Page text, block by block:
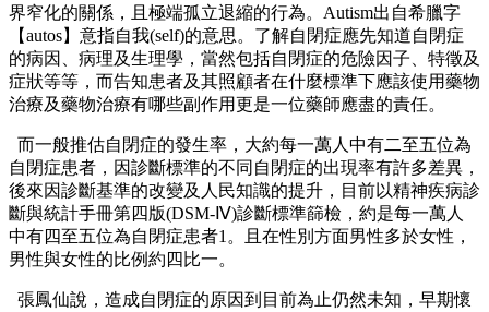
界窄化的關係，且極端孤立退縮的行為。Autism出自希臘字
【autos】意指自我(self)的意思。了解自閉症應先知道自閉症
的病因、病理及生理學，當然包括自閉症的危險因子、特徵及
症狀等等，而告知患者及其照顧者在什麼標準下應該使用藥物
治療及藥物治療有哪些副作用更是一位藥師應盡的責任。
而一般推估自閉症的發生率，大約每一萬人中有二至五位為
自閉症患者，因診斷標準的不同自閉症的出現率有許多差異，
後來因診斷基準的改變及人民知識的提升，目前以精神疾病診
斷與統計手冊第四版(DSM-Ⅳ)診斷標準篩檢，約是每一萬人
中有四至五位為自閉症患者1。且在性別方面男性多於女性，
男性與女性的比例約四比一。
張鳳仙說，造成自閉症的原因到目前為止仍然未知，早期懷